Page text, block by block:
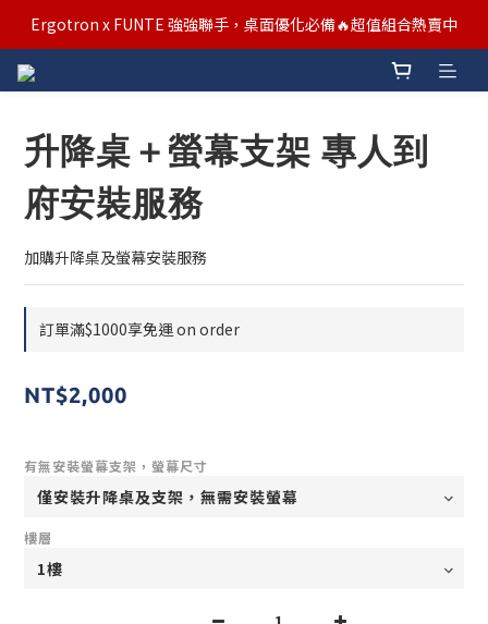
汰舊/升級補助優惠熱烈進行中！符合資格者歡迎申請購物金補助
Ergotron x FUNTE 強強聯手，桌面優化必備🔥超值組合熱賣中
汰舊/升級補助優惠熱烈進行中！符合資格者歡迎申請購物金補助
升降桌＋螢幕支架 專人到
府安裝服務
加購升降桌及螢幕安裝服務
訂單滿$1000享免運 on order
NT$2,000
有無安裝螢幕支架，螢幕尺寸
樓層